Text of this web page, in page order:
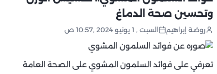
وتحسين صحة الدماغ
روضة إبراهيم السبت , 1 يونيو 2024 ,10:57 ص
تعرفي على فوائد السلمون المشوي على الصحة العامة